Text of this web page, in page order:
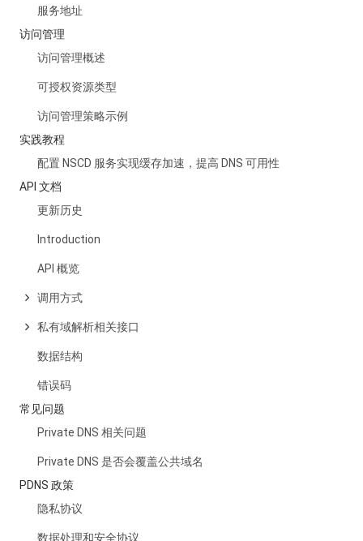
服务地址
访问管理
访问管理概述
可授权资源类型
访问管理策略示例
实践教程
配置 NSCD 服务实现缓存加速，提高 DNS 可用性
API 文档
更新历史
Introduction
API 概览
调用方式
私有域解析相关接口
数据结构
错误码
常见问题
Private DNS 相关问题
Private DNS 是否会覆盖公共域名
PDNS 政策
隐私协议
数据处理和安全协议